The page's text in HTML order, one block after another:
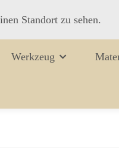
Standort zu sehen.
Werkzeug